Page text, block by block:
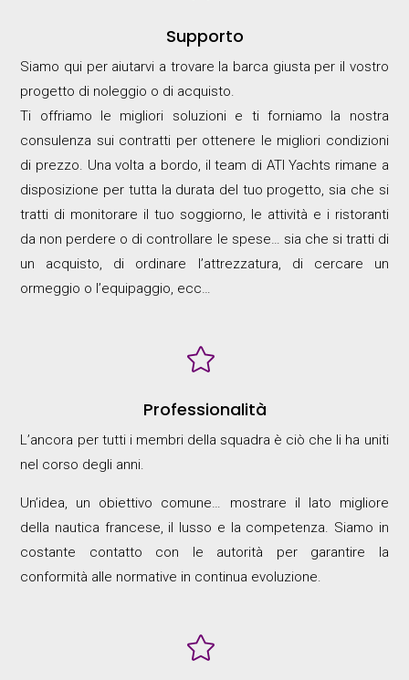
Supporto
Siamo qui per aiutarvi a trovare la barca giusta per il vostro
progetto di noleggio o di acquisto.
Ti offriamo le migliori soluzioni e ti forniamo la nostra
consulenza sui contratti per ottenere le migliori condizioni
di prezzo. Una volta a bordo, il team di ATI Yachts rimane a
disposizione per tutta la durata del tuo progetto, sia che si
tratti di monitorare il tuo soggiorno, le attività e i ristoranti
da non perdere o di controllare le spese… sia che si tratti di
un acquisto, di ordinare l’attrezzatura, di cercare un
ormeggio o l’equipaggio, ecc…

Professionalità
L’ancora per tutti i membri della squadra è ciò che li ha uniti
nel corso degli anni.
Un’idea, un obiettivo comune… mostrare il lato migliore
della nautica francese, il lusso e la competenza. Siamo in
costante contatto con le autorità per garantire la
conformità alle normative in continua evoluzione.
